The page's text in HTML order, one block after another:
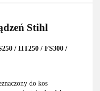
Stihl
/ HT250 / FS300 /
do kos